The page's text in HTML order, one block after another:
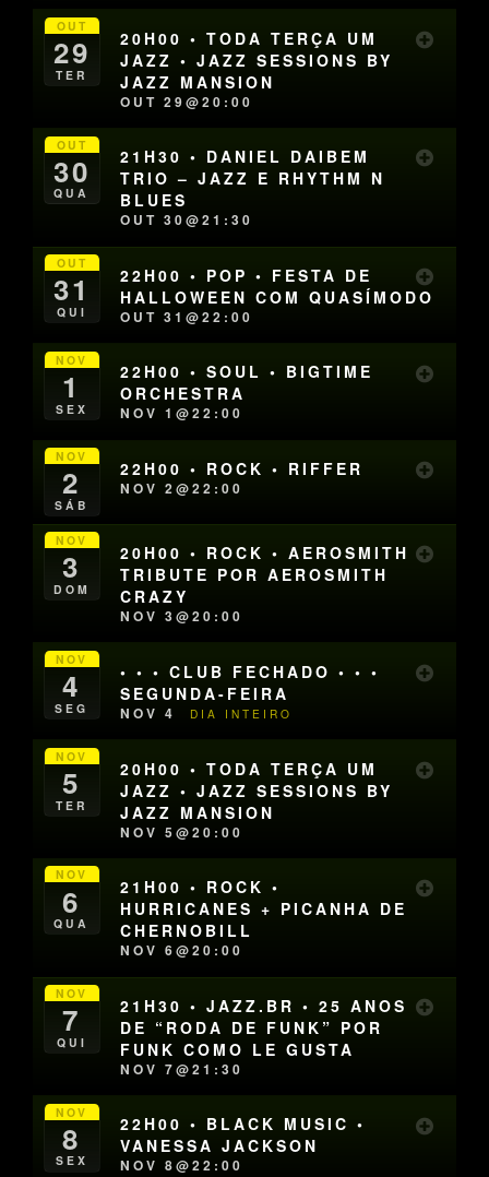
OUT
29
TER
20H00 • TODA TERÇA UM
JAZZ • JAZZ SESSIONS BY
JAZZ MANSION
OUT 29@20:00
OUT
30
QUA
21H30 • DANIEL DAIBEM
TRIO – JAZZ E RHYTHM N
BLUES
OUT 30@21:30
OUT
31
QUI
22H00 • POP • FESTA DE
HALLOWEEN COM QUASÍMODO
OUT 31@22:00
NOV
1
SEX
22H00 • SOUL • BIGTIME
ORCHESTRA
NOV 1@22:00
NOV
2
SÁB
22H00 • ROCK • RIFFER
NOV 2@22:00
NOV
3
DOM
20H00 • ROCK • AEROSMITH
TRIBUTE POR AEROSMITH
CRAZY
NOV 3@20:00
NOV
4
SEG
• • • CLUB FECHADO • • •
SEGUNDA-FEIRA
NOV 4 DIA INTEIRO
NOV
5
TER
20H00 • TODA TERÇA UM
JAZZ • JAZZ SESSIONS BY
JAZZ MANSION
NOV 5@20:00
NOV
6
QUA
21H00 • ROCK •
HURRICANES + PICANHA DE
CHERNOBILL
NOV 6@20:00
NOV
7
QUI
21H30 • JAZZ.BR • 25 ANOS
DE “RODA DE FUNK” POR
FUNK COMO LE GUSTA
NOV 7@21:30
NOV
8
SEX
22H00 • BLACK MUSIC •
VANESSA JACKSON
NOV 8@22:00